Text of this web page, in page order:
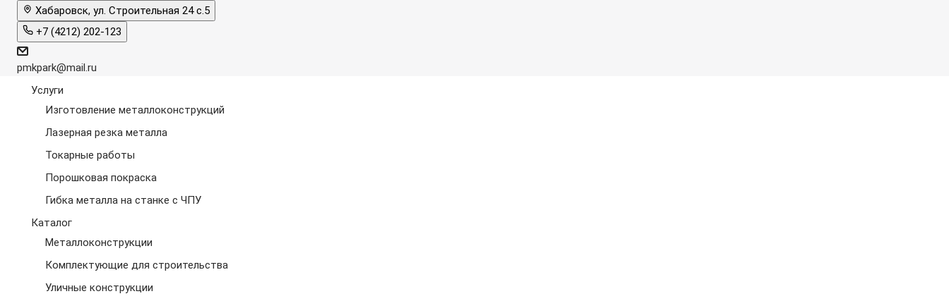
Хабаровск, ул. Строительная 24 с.5
+7 (4212) 202-123
pmkpark@mail.ru
Услуги
Изготовление металлоконструкций
Лазерная резка металла
Токарные работы
Порошковая покраска
Гибка металла на станке с ЧПУ
Каталог
Металлоконструкции
Комплектующие для строительства
Уличные конструкции